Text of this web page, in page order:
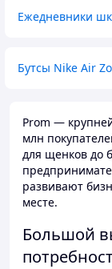
Ежедневники
Бутсы Nike Air
Prom —
млн
для щенков до
развивают
месте.
Большой